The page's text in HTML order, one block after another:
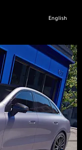
English